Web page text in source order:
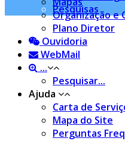
Pesquisas
Organização e
Plano Diretor
Ouvidoria
WebMail
...
Pesquisar...
Ajuda
Carta de
Mapa do Site
Perguntas